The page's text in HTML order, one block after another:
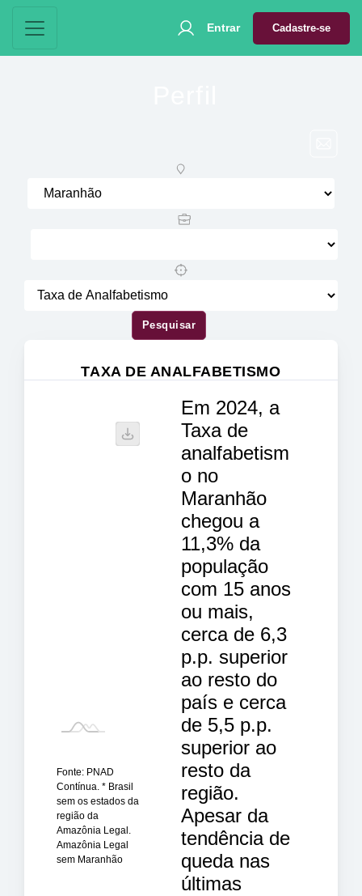
Entrar Cadastre-se
Pesquisar
TAXA DE ANALFABETISMO
Fonte: PNAD
Contínua. * Brasil
sem os estados da
região da
Amazônia Legal.
Amazônia Legal
sem Maranhão
Em 2024, a
Taxa de
analfabetism
o no
Maranhão
chegou a
11,3% da
população
com 15 anos
ou mais,
cerca de 6,3
p.p. superior
ao resto do
país e cerca
de 5,5 p.p.
superior ao
resto da
região.
Apesar da
tendência de
queda nas
últimas